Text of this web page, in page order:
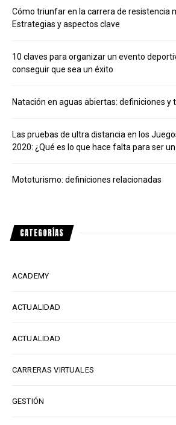
Cómo triunfar en la carrera de resistencia
Estrategias y aspectos clave
10 claves para organizar un evento
conseguir que sea un éxito
Natación en aguas abiertas: definiciones y
Las pruebas de ultra distancia en los
2020: ¿Qué es lo que hace falta para ser
Mototurismo: definiciones relacionadas
CATEGORÍAS
ACADEMY
ACTUALIDAD
ACTUALIDAD
CARRERAS VIRTUALES
GESTIÓN